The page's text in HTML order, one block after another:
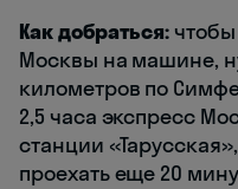
Как добраться:
Москвы на машине,
километров по
2,5 часа экспресс
станции
проехать еще 20